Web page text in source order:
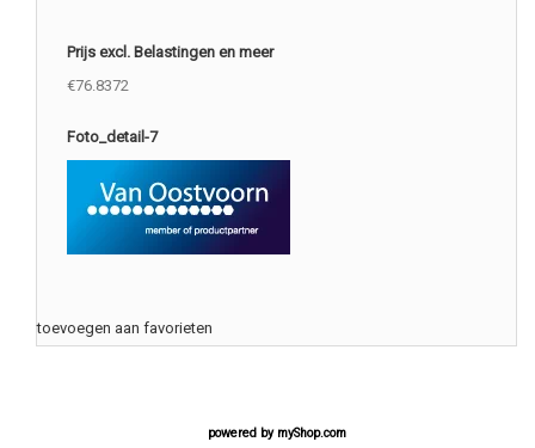
Prijs excl. Belastingen en meer
€76.8372
Foto_detail-7
toevoegen aan favorieten
powered by myShop.com